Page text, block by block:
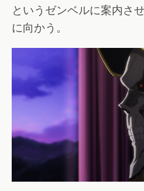
というゼンベルに案内さ
に向かう。